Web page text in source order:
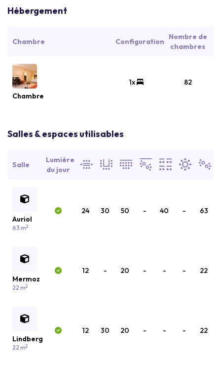
Hébergement
Chambre Configuration
Nombre de
chambres
Chambre
1x 82
Salles & espaces utilisables
Salle
Lumière
du jour
Auriol
63 m2
24 30 50 - 40 - 63
Mermoz
22 m2
12 - 20 - - - 22
Lindberg
22 m2
12 30 20 - - - 22